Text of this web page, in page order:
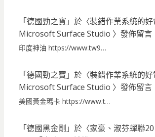
「德國勁之寶 」於〈裝錯作業系統的
Microsoft Surface Studio 〉發佈留言
印度神油 https://www.tw9…
「德國勁之寶 」於〈裝錯作業系統的
Microsoft Surface Studio 〉發佈留言
美國黃金瑪卡 https://www.t…
「德國黑金剛 」於〈家豪、淑芬蟬聯